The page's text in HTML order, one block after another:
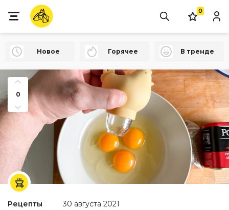
0
Новое Горячее В тренде
0
Рецепты 30 августа 2021